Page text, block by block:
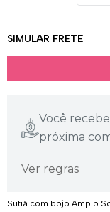
SIMULAR FRETE
Você
próxima
Ver regras
Sutiã com bojo Amplo